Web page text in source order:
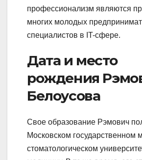
профессионализм являются
многих молодых
специалистов в IT-сфере.
Дата и место
рождения
Белоусова
Свое образование Рэмович
Московском государственном
стоматологическом